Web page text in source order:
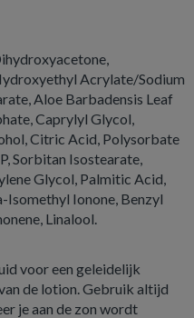
Acrylate/Sodium
Aloe Barbadensis Leaf
Caprylyl Glycol,
Citric Acid, Polysorbate
Sorbitan Isostearate,
Glycol, Palmitic Acid,
Isomethyl Ionone, Benzyl
Linalool.
voor een geleidelijk
de lotion. Gebruik altijd
je aan de zon wordt